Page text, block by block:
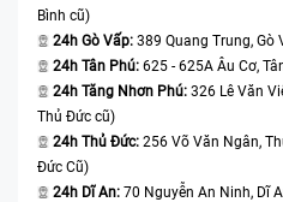
Bình cũ)
24h Gò Vấp: 389 Quang Trung, Gò
24h Tân Phú: 625 - 625A Âu Cơ,
24h Tăng Nhơn Phú: 326 Lê Văn
Thủ Đức cũ)
24h Thủ Đức: 256 Võ Văn Ngân,
Đức Cũ)
24h Dĩ An: 70 Nguyễn An Ninh, Dĩ